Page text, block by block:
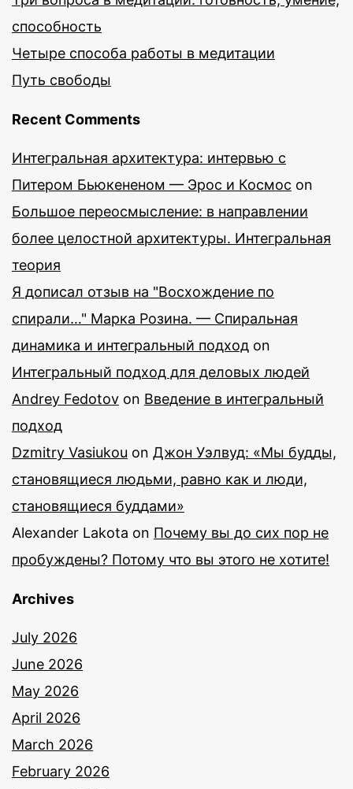
способность
Четыре способа работы в медитации
Путь свободы
Recent Comments
Интегральная архитектура: интервью с
Питером Бьюкененом — Эрос и Космос on
Большое переосмысление: в направлении
более целостной архитектуры. Интегральная
теория
Я дописал отзыв на "Восхождение по
спирали…" Марка Розина. — Спиральная
динамика и интегральный подход on
Интегральный подход для деловых людей
Andrey Fedotov on Введение в интегральный
подход
Dzmitry Vasiukou on Джон Уэлвуд: «Мы будды,
становящиеся людьми, равно как и люди,
становящиеся буддами»
Alexander Lakota on Почему вы до сих пор не
пробуждены? Потому что вы этого не хотите!
Archives
July 2026
June 2026
May 2026
April 2026
March 2026
February 2026